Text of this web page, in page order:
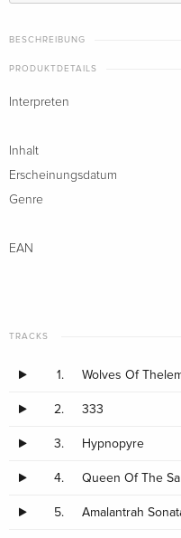
BESCHREIBUNG
PRODUKTDETAILS
Interpreten
Inhalt
Erscheinungsdatum
Genre
EAN
TRACKS
1. Wolves Of
2. 333
3. Hypnopyre
4. Queen Of The
5. Amalantrah